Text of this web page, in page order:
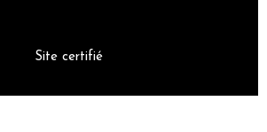
Site certifié